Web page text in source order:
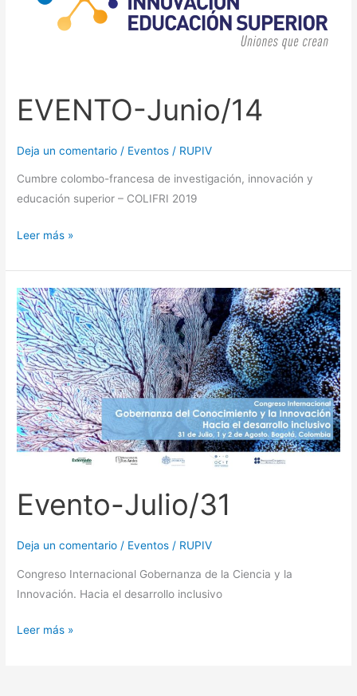
EVENTO-Junio/14
Deja un comentario / Eventos / RUPIV
Cumbre colombo-francesa de investigación, innovación y
educación superior – COLIFRI 2019
Leer más »
Evento-Julio/31
Deja un comentario / Eventos / RUPIV
Congreso Internacional Gobernanza de la Ciencia y la
Innovación. Hacia el desarrollo inclusivo
Evento-
Julio/31
Leer más »